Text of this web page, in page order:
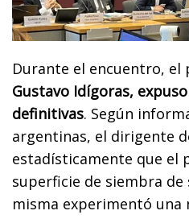
Durante el encuentro, el
Gustavo Idígoras,
definitivas. Según
argentinas, el dirigente
estadísticamente que el
superficie de siembra de
misma experimentó una